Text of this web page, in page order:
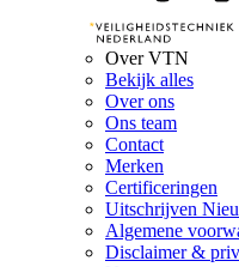
Over VTN
Bekijk alles
Over ons
Ons team
Contact
Merken
Certificeringen
Uitschrijven
Algemene
Disclaimer &